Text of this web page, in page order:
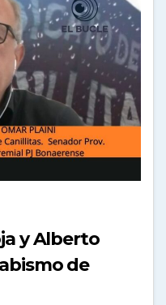
y Alberto
de